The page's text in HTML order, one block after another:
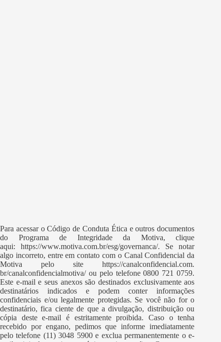
Para acessar o Código de Conduta Ética e outros documentos
do Programa de Integridade da Motiva, clique
aqui:https://www.motiva.com.br/esg/governanca/. Se notar
algo incorreto, entre em contato com o Canal Confidencial da
Motiva pelo sitehttps://canalconfidencial.com.
br/canalconfidencialmotiva/ou pelo telefone 0800 721 0759.
Este e-mail e seus anexos são destinados exclusivamente aos
destinatários indicados e podem conter informações
confidenciais e/ou legalmente protegidas. Se você não for o
destinatário, fica ciente de que a divulgação, distribuição ou
cópia deste e-mail é estritamente proibida. Caso o tenha
recebido por engano, pedimos que informe imediatamente
pelo telefone (11) 3048 5900 e exclua permanentemente o e-